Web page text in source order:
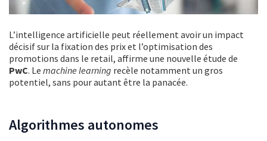
L’intelligence artificielle peut réellement avoir un impact
décisif sur la fixation des prix et l’optimisation des
promotions dans le retail, affirme une nouvelle étude de
PwC. Le machine learning recèle notamment un gros
potentiel, sans pour autant être la panacée.
Algorithmes autonomes